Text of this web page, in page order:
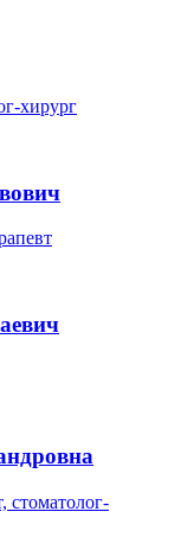
хирург
стоматолог-